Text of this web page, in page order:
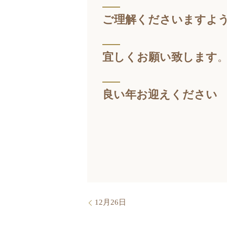
ご理解くださいますよ
宜しくお願い致します。
良い年お迎えください
12月26日